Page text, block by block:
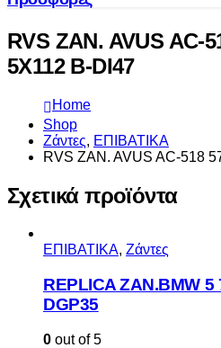
RVS ZAN. AVUS AC-
5X112 B-DI47
Home
Shop
Ζάντες, ΕΠΙΒΑΤΙΚΑ
RVS ZAN. AVUS AC-518
Σχετικά προϊόντα
ΕΠΙΒΑΤΙΚΑ, Ζάντες
REPLICA ZAN.BMW 5
DGP35
0 out of 5